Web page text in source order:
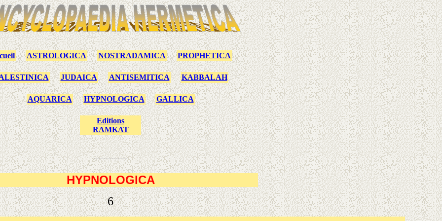
ASTROLOGICA NOSTRADAMICA PROPHETICA
JUDAICA ANTISEMITICA KABBALAH
AQUARICA HYPNOLOGICA GALLICA
Editions
RAMKAT
HYPNOLOGICA
6